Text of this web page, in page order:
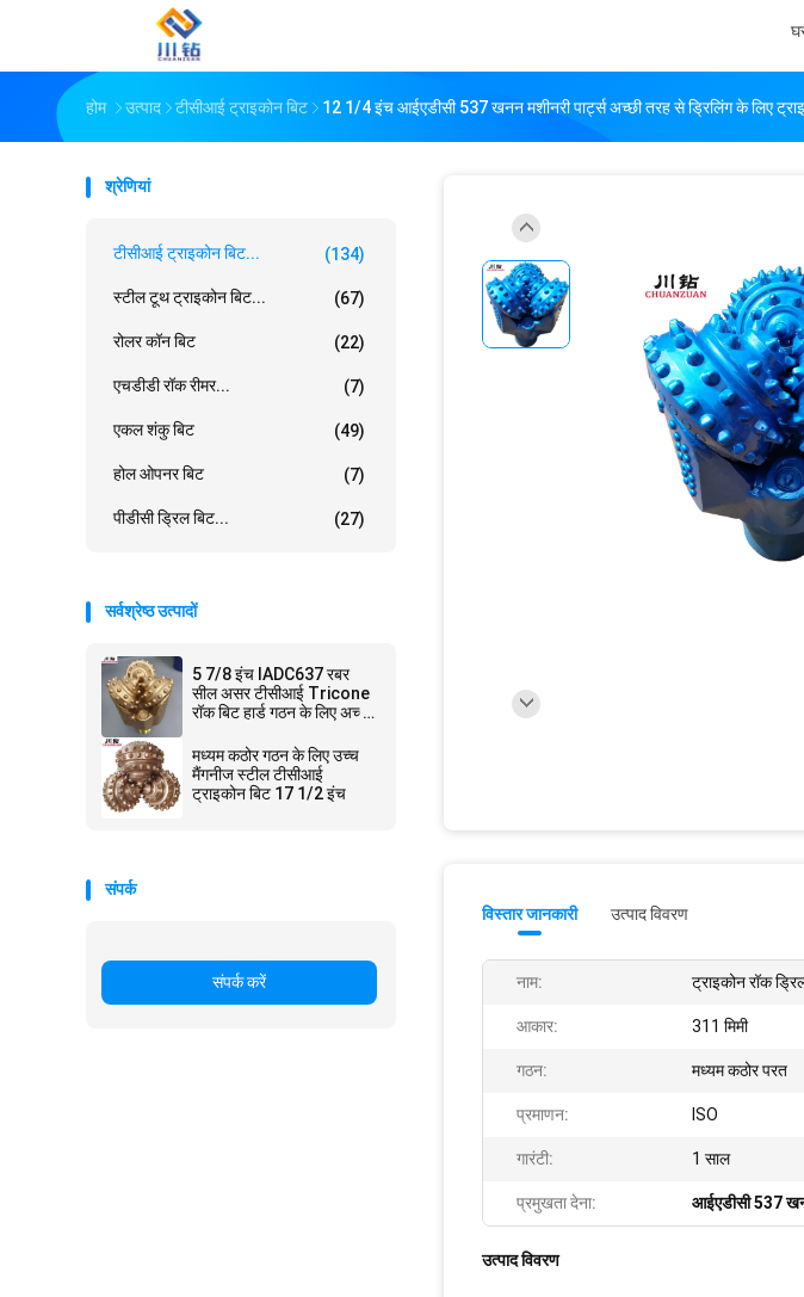
होम उत्पाद टीसीआई ट्राइकोन बिट 12 1/4 इंच आईएडीसी 537 खनन मशीनरी पार्ट्स अच्छी तरह से ड्रिलिंग के लिए
श्रेणियां
टीसीआई ट्राइकोन बिट... (134)
स्टील टूथ ट्राइकोन बिट... (67)
रोलर कॉन बिट (22)
एचडीडी रॉक रीमर... (7)
एकल शंकु बिट (49)
होल ओपनर बिट (7)
पीडीसी ड्रिल बिट... (27)
सर्वश्रेष्ठ उत्पादों
5 7/8 इंच IADC637 रबर
सील असर टीसीआई Tricone
रॉक बिट हार्ड गठन के लिए अच्छी
मध्यम कठोर गठन के लिए उच्च
मैंगनीज स्टील टीसीआई
ट्राइकोन बिट 17 1/2 इंच
संपर्क
संपर्क करें
विस्तार जानकारी उत्पाद विवरण
नाम: ट्राइकोन रॉक
आकार: 311 मिमी
गठन: मध्यम कठोर परत
प्रमाणन: ISO
गारंटी: 1 साल
प्रमुखता देना: आईएडीसी 537
उत्पाद विवरण